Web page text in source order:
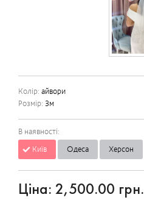
Колір: айвори
Розмір: 3м
В наявності:
Київ
Одеса Херсон
Ціна: 2,500.00 грн.